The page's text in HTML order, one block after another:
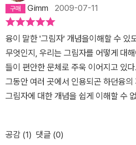
Gimm 2009-07-11
융이 말한 '그림자' 개념을이해할 수 있
무엇인지, 우리는 그림자를 어떻게 대
들이 편안한 문체로 주욱 이어지고 있
그동안 여러 곳에서 인용되곤 하던융
그림자에 대한 개념을 쉽게 이해할 수
절(?)할 뿐이고.하지만 이 책을 만나고
졌다. '이렇게 쉬운 개념이었는데 그토
공감 (1) 댓글 (0)